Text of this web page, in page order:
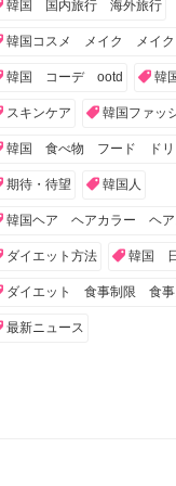
韓国 国内旅行 海外旅行
韓国コスメ メイク メイク
韓国 コーデ ootd 韓
スキンケア 韓国ファッ
韓国 食べ物 フード ドリ
期待・待望 韓国人
韓国ヘア ヘアカラー ヘア
ダイエット方法 韓国
ダイエット 食事制限 食事
最新ニュース